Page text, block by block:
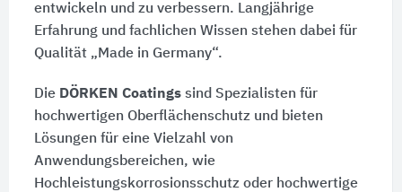
entwickeln und zu verbessern. Langjährige
Erfahrung und fachlichen Wissen stehen dabei für
Qualität „Made in Germany“.
Die DÖRKEN Coatingssind Spezialisten für
hochwertigen Oberflächenschutz und bieten
Lösungen für eine Vielzahl von
Anwendungsbereichen, wie
Hochleistungskorrosionsschutz oder hochwertige